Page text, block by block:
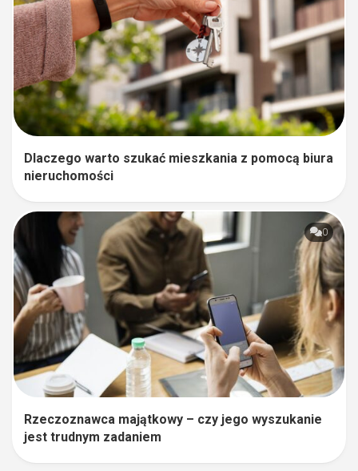
Dlaczego warto szukać mieszkania z pomocą biura
nieruchomości
0
Rzeczoznawca majątkowy – czy jego wyszukanie
jest trudnym zadaniem